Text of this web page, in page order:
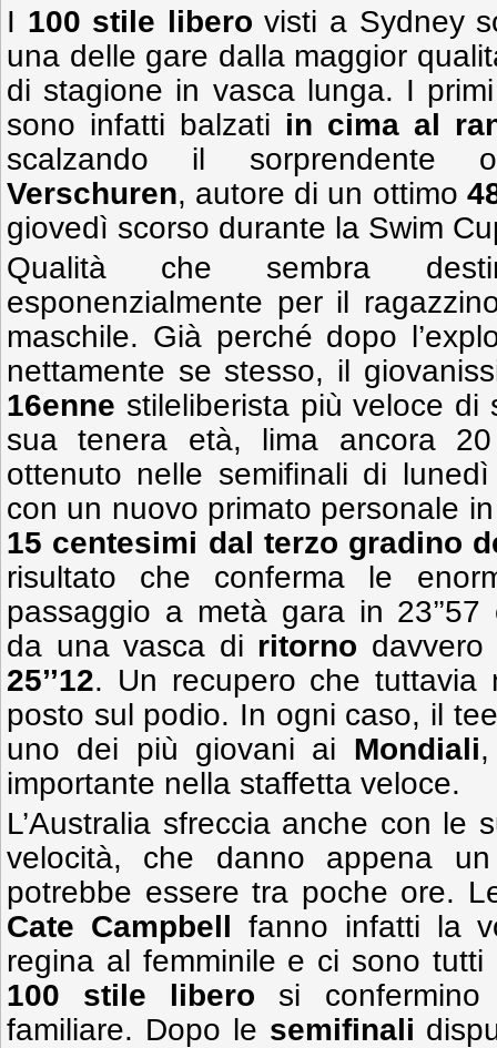
I 100 stile libero visti a Sydney
una delle gare dalla maggior
di stagione in vasca lunga. I
sono infatti balzati in cima al
scalzando il sorprendente
Verschuren, autore di un ottimo
giovedì scorso durante la Swim
Qualità che sembra
esponenzialmente per il
maschile. Già perché dopo
nettamente se stesso, il
16enne stileliberista più veloce di
sua tenera età, lima ancora
ottenuto nelle semifinali di
con un nuovo primato personale
15 centesimi dal terzo gradino
risultato che conferma le
passaggio a metà gara in
da una vasca di ritorno
25’’12. Un recupero che
posto sul podio. In ogni caso, il
uno dei più giovani ai Mondiali
importante nella staffetta veloce.
L’Australia sfreccia anche con le
velocità, che danno appena
potrebbe essere tra poche ore.
Cate Campbell fanno infatti la
regina al femminile e ci sono
100 stile libero si confermino
familiare. Dopo le semifinali